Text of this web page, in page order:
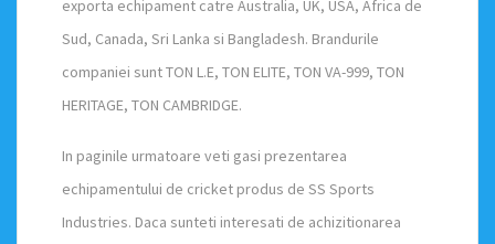
exporta echipament catre Australia, UK, USA, Africa de
Sud, Canada, Sri Lanka si Bangladesh. Brandurile
companiei sunt TON L.E, TON ELITE, TON VA-999, TON
HERITAGE, TON CAMBRIDGE.
In paginile urmatoare veti gasi prezentarea
echipamentului de cricket produs de SS Sports
Industries. Daca sunteti interesati de achizitionarea